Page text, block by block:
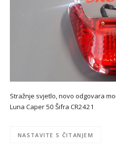
Stražnje svjetlo, novo odgovara
Luna Caper 50 Šifra CR2421
NASTAVITE S ČITANJEM